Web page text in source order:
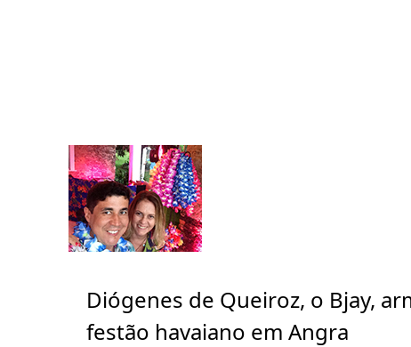
Diógenes de Queiroz, o Bjay,
festão havaiano em Angra